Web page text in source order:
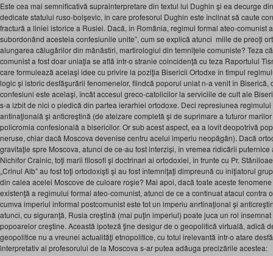
Este cea mai semnificativă suprainterpretare din textul lui Dughin şi ea decurge
dedicate statului ruso-bolşevic, în care profesorul Dughin este înclinat să caute
fractură a liniei istorice a Rusiei. Dacă, în România, regimul formal ateo-comunist
subordonând acesteia confesiunile unite”, cum se explică atunci miile de preoţi
alungarea călugărilor din mănăstiri, martirologiul din temniţele comuniste? Teza
comunist a fost doar uniaţia se află într-o stranie coincidenţă cu teza Raportului
care formulează aceiaşi idee cu privire la poziţia Bisericii Ortodxe în timpul
logic şi istoric desfăşurării fenomenelor, fiindcă poporul uniat n-a venit în Biserică,
confesiuni este acelaşi, încât accesul greco-catolicilor la serviciile de cult ale
s-a izbit de nici o piedică din partea ierarhiei ortodoxe. Deci represiunea
antinaţională şi anticreştină (de ateizare completă şi de suprimare a tuturor
policromia confesională a bisericilor. Or sub acest aspect, ea a lovit deopotrivă
neruse, chiar dacă Moscova devenise centru acelui imperiu neopăgân). Dacă
gravitaţie spre Moscova, atunci de ce-au fost interzişi, în vremea ridicării
Nichifor Crainic, toţi marii filosofi şi doctrinari ai ortodoxiei, în frunte cu Pr.
„Crinul Alb” au fost toţi ortodoxişti şi au fost întemniţaţi dimpreună cu iniţiatorul
din calea acelei Moscove de culoare roşie? Mai apoi, dacă toate aceste
existenţă a regimului formal ateo-comunist, atunci de ce a continuat atacul contra
cumva imperiul informal postcomunist este tot un imperiu anrtinaţional şi
atunci, cu siguranţă, Rusia creştină (mai puţin imperiul) poate juca un rol
popoarelor creştine. Această ipoteză ţine desigur de o geopolitică virtuală, adică
geopolitice nu a vreunei actualităţi etnopolitice, cu totul irelevantă într-o atare
interpretativ al profesorului de la Moscova s-ar putea adăuga precizările acestea: